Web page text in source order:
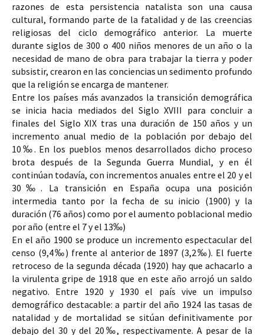
razones de esta persistencia natalista son una causa
cultural, formando parte de la fatalidad y de las creencias
religiosas del ciclo demográfico anterior. La muerte
durante siglos de 300 o 400 niños menores de un año o la
necesidad de mano de obra para trabajar la tierra y poder
subsistir, crearon en las conciencias un sedimento profundo
que la religión se encarga de mantener.
Entre los países más avanzados la transición demográfica
se inicia hacia mediados del Siglo XVIII
finales del Siglo XIX tras una duración de 150 años y un
10‰. En los pueblos menos desarrollados dicho proceso
brota después de la Segunda Guerra Mundial, y en él
continúan todavía, con incrementos anuales entre el 20
30‰ . La transición en España ocupa una posición
intermedia tanto por la fecha de su inicio
duración (76 años) como por el aumento poblacional medio
por año (entre el 7 y el 13‰)
En el año 1900 se produce un incremento espectacular del
censo (9,4‰) frente al anterior de 1897 (3,2‰). El fuerte
retroceso de la segunda década (1920) hay que achacarlo a
la virulenta gripe de 1918 que en este año arrojó un saldo
negativo. Entre 1920 y 1930 el país vive un impulso
demográfico destacable: a partir del año 1924 las tasas de
natalidad y de mortalidad se sitúan definitivamente por
debajo del 30 y del 20‰, respectivamente. A pesar de la